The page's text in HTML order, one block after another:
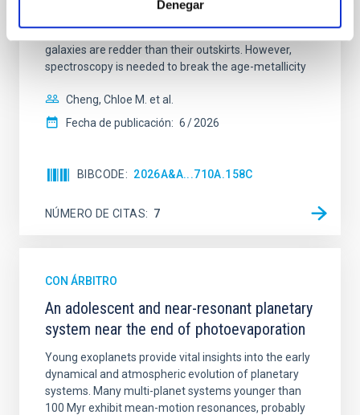
Denegar
mass assembly mechanisms. Previous photometric
studies have revealed that the cores of these
galaxies are redder than their outskirts. However,
spectroscopy is needed to break the age-metallicity
Cheng, Chloe M. et al.
Fecha de publicación: 6 2026
BIBCODE 2026A&A...710A.158C
NÚMERO DE CITAS 7
CON ÁRBITRO
An adolescent and near-resonant planetary
system near the end of photoevaporation
Young exoplanets provide vital insights into the early
dynamical and atmospheric evolution of planetary
systems. Many multi-planet systems younger than
100 Myr exhibit mean-motion resonances, probably